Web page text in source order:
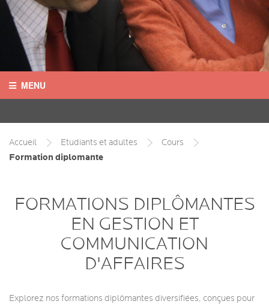
COURS CHEZ LE PROF
MENU
DEVIS
SHOPPING CART
TESTEZ-VOUS
Accueil Etudiants et adultes Cours
Formation diplomante
FORMATIONS DIPLÔMANTES
EN GESTION ET
COMMUNICATION
D'AFFAIRES
Explorez nos formations diplômantes diversifiées, conçues pour